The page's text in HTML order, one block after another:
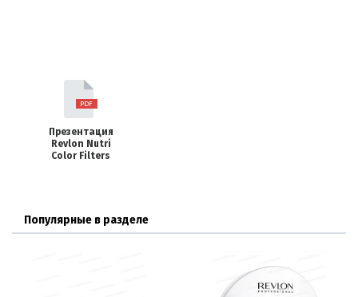
Презентация
Revlon Nutri
Color Filters
Популярные в разделе